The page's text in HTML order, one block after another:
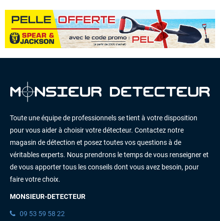
Toute une équipe de professionnels se tient à votre disposition
pour vous aider à choisir votre détecteur. Contactez notre
magasin de détection et posez toutes vos questions à de
véritables experts. Nous prendrons le temps de vous renseigner et
de vous apporter tous les conseils dont vous avez besoin, pour
faire votre choix.
MONSIEUR-DETECTEUR
09 53 59 58 22